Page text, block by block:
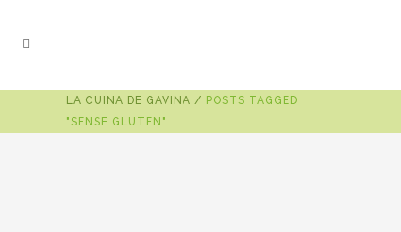
LA CUINA DE GAVINA / POSTS TAGGED
"SENSE GLUTEN"